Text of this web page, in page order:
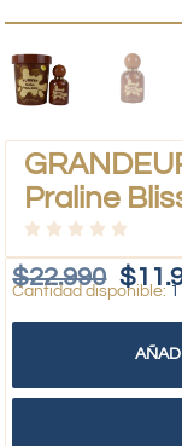
Praline
$22.990 $